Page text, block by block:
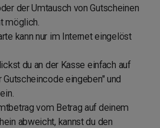
der Umtausch von Gutscheinen
möglich.
kann nur im Internet eingelöst
du an der Kasse einfach auf
Gutscheincode eingeben" und
vom Betrag auf deinem
abweicht, kannst du den